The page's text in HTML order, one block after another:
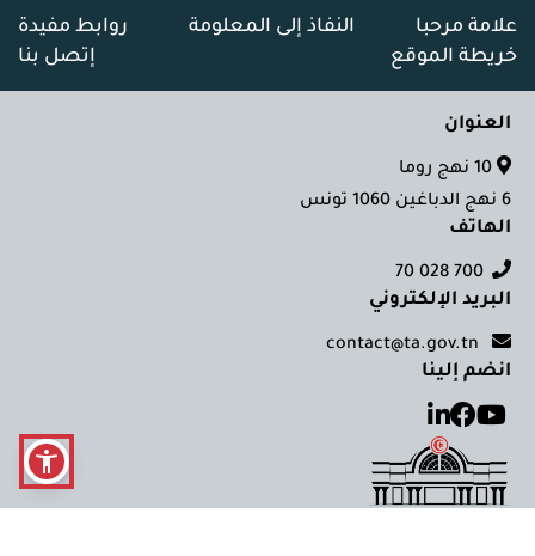
علامة مرحبا النفاذ إلى المعلومة
روابط مفيدة
خريطة الموقع
إتصل بنا
العنوان
6 نهج الدباغين 1060 تونس
الهاتف
700 028 70
البريد الإلكتروني
انضم إلينا